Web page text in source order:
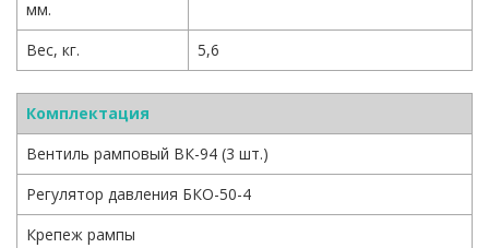
мм.
Вес, кг. 5,6
Комплектация
Вентиль рамповый ВК-94 (3 шт.)
Регулятор давления БКО-50-4
Крепеж рампы